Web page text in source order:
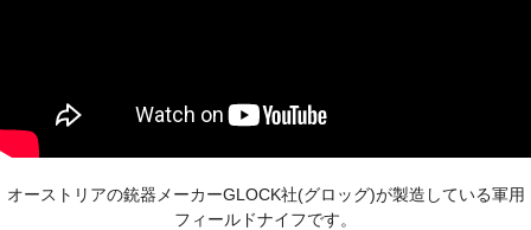
オーストリアの銃器メーカーGLOCK社(グロッグ)が製造している軍用
フィールドナイフです。